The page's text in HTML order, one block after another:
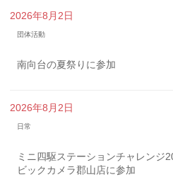
2026年8月2日
団体活動
南向台の夏祭りに参加
2026年8月2日
日常
ミニ四駆ステーションチャレンジ
ビックカメラ郡山店に参加